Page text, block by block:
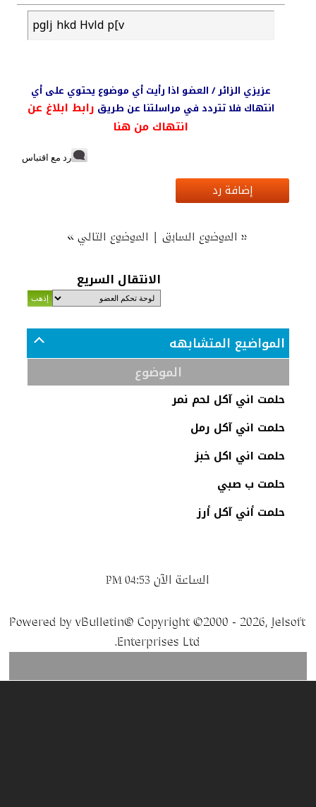
pglj hkd Hvld p[v
عزيزي الزائر / العضو اذا رأيت أي موضوع يحتوي على أي
انتهاك فلا تتردد في مراسلتنا عن طريق رابط ابلاغ عن
انتهاك من هنا
رد مع اقتباس
إضافة رد
« الموضوع السابق| الموضوع التالي»
الانتقال السريع
المواضيع المتشابهه
الموضوع
حلمت اني آكل لحم نمر
حلمت اني آكل رمل
حلمت اني اكل خبز
حلمت ب صبي
حلمت أني آكل أرز
الساعة الآن 04:53 PM
Powered by vBulletin® Copyright ©2000 - 2026, Jelsoft
Enterprises Ltd.